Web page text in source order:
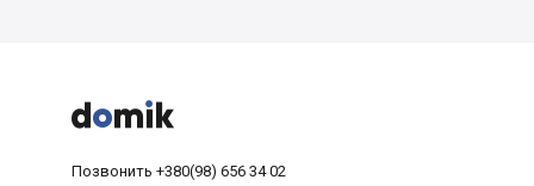



Позвонить +380(98) 656 34 02